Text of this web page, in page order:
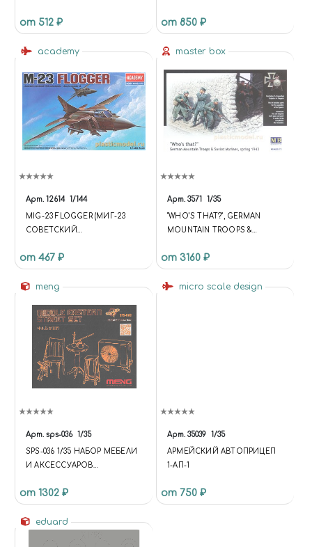
ORANGE
от 512 ₽ от 850 ₽
academy
Арт. 12614 1/144
MIG-23 FLOGGER (МИГ-23
СОВЕТСКИЙ
ИСТРЕБИТЕЛЬ С КРЫЛОМ
ИЗМЕНЯЕМОЙ
СТРЕЛОВИДНОСТИ)
от 467 ₽
master box
Арт. 3571 1/35
"WHO’S THAT?", GERMAN
MOUNTAIN TROOPS &
(«КТО ТАМ?», НЕМЕЦКИЕ
ГОРНЫЕ СТРЕЛКИ И
СОВЕТСКАЯ МОРСКАЯ
от 3160 ₽
meng
Арт. sps-036 1/35
SPS-036 1/35 НАБОР МЕБЕЛИ
И АКСЕССУАРОВ
(СТОЛ, СТУЛ,
КОНДИЦИОНЕР, ЧАЙНИК,
КАЛЬЯН, ВИНТОВКА ТАБУК)
от 1302 ₽
micro scale design
Арт. 35039 1/35
АРМЕЙСКИЙ АВТОПРИЦЕП
1-АП-1
от 750 ₽
eduard